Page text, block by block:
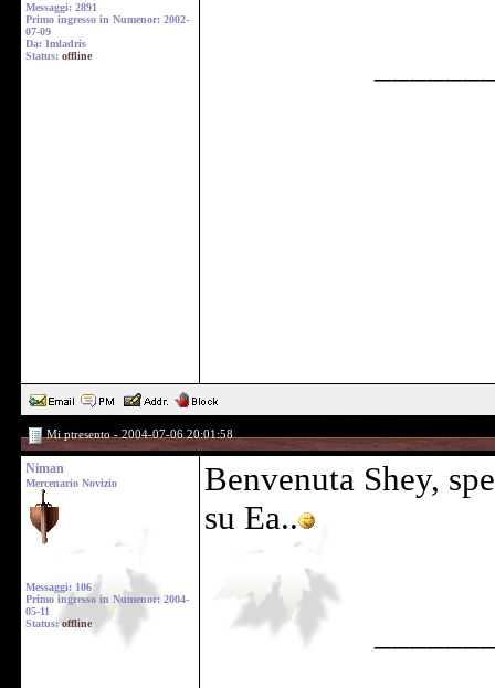
Messaggi: 2891
Primo ingresso in Numenor: 2002-
07-09
Da: Imladris
Status: offline
Mi ptresento - 2004-07-06 20:01:58
Niman
Mercenario Novizio
Messaggi: 106
Primo ingresso in Numenor: 2004-
05-11
Status: offline
Benvenuta Shey,
su Ea..